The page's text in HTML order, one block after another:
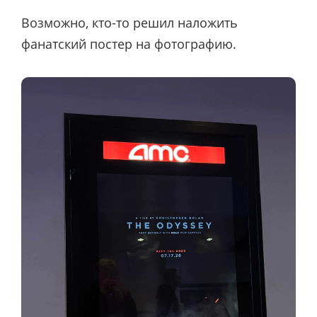
Возможно, кто-то решил наложить
фанатский постер на фотографию.